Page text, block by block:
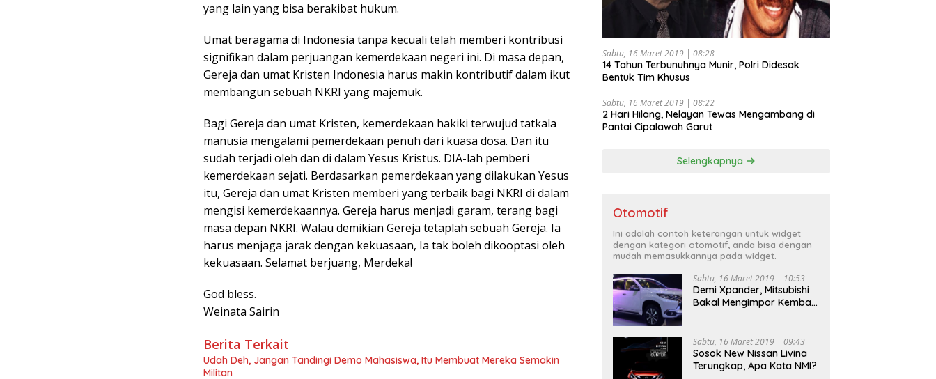
yang lain yang bisa berakibat hukum.
Umat beragama di Indonesia tanpa kecuali telah memberi kontribusi
signifikan dalam perjuangan kemerdekaan negeri ini. Di masa depan,
Gereja dan umat Kristen Indonesia harus makin kontributif dalam ikut
membangun sebuah NKRI yang majemuk.
Bagi Gereja dan umat Kristen, kemerdekaan hakiki terwujud tatkala
manusia mengalami pemerdekaan penuh dari kuasa dosa. Dan itu
sudah terjadi oleh dan di dalam Yesus Kristus. DIA-lah pemberi
kemerdekaan sejati. Berdasarkan pemerdekaan yang dilakukan Yesus
itu, Gereja dan umat Kristen memberi yang terbaik bagi NKRI di dalam
mengisi kemerdekaannya. Gereja harus menjadi garam, terang bagi
masa depan NKRI. Walau demikian Gereja tetaplah sebuah Gereja. Ia
harus menjaga jarak dengan kekuasaan, Ia tak boleh dikooptasi oleh
kekuasaan. Selamat berjuang, Merdeka!
God bless.
Weinata Sairin
Berita Terkait
Udah Deh, Jangan Tandingi Demo Mahasiswa, Itu Membuat Mereka Semakin
Militan
Sabtu, 16 Maret 2019 | 08:28
14 Tahun Terbunuhnya Munir, Polri Didesak
Bentuk Tim Khusus
Sabtu, 16 Maret 2019 | 08:22
2 Hari Hilang, Nelayan Tewas Mengambang di
Pantai Cipalawah Garut
Selengkapnya
Otomotif
Ini adalah contoh keterangan untuk widget
dengan kategori otomotif, anda bisa dengan
mudah memasukkannya pada widget.
Sabtu, 16 Maret 2019 | 10:53
Demi Xpander, Mitsubishi
Bakal Mengimpor Kembali
Sabtu, 16 Maret 2019 | 09:43
Sosok New Nissan Livina
Terungkap, Apa Kata NMI?